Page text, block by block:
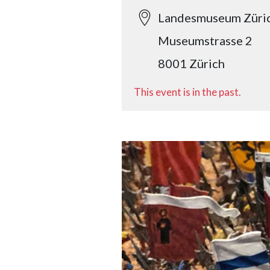
Landesmuseum
Museumstrasse 2
8001 Zürich
This event is in the past.